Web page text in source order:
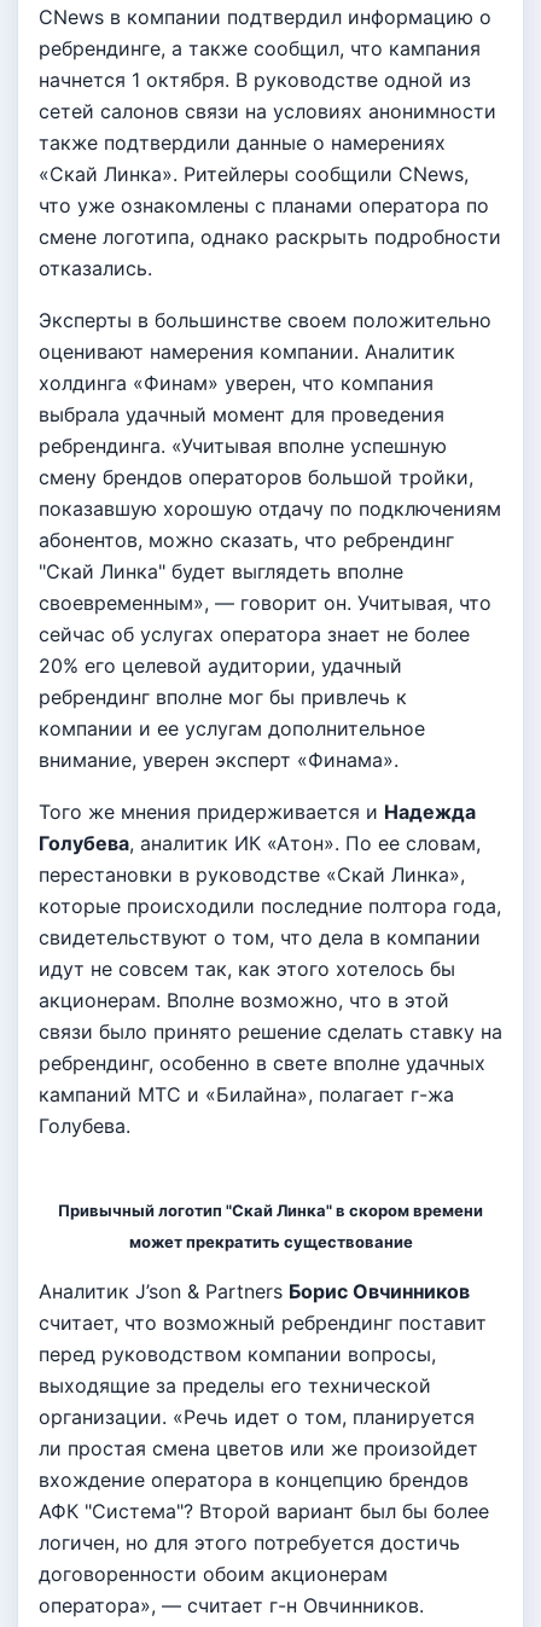
CNews в компании подтвердил информацию о
ребрендинге, а также сообщил, что кампания
начнется 1 октября. В руководстве одной из
сетей салонов связи на условиях анонимности
также подтвердили данные о намерениях
«Скай Линка». Ритейлеры сообщили CNews,
что уже ознакомлены с планами оператора по
смене логотипа, однако раскрыть подробности
отказались.
Эксперты в большинстве своем положительно
оценивают намерения компании. Аналитик
холдинга «Финам» уверен, что компания
выбрала удачный момент для проведения
ребрендинга. «Учитывая вполне успешную
смену брендов операторов большой тройки,
показавшую хорошую отдачу по подключениям
абонентов, можно сказать, что ребрендинг
"Скай Линка" будет выглядеть вполне
своевременным», — говорит он. Учитывая, что
сейчас об услугах оператора знает не более
20% его целевой аудитории, удачный
ребрендинг вполне мог бы привлечь к
компании и ее услугам дополнительное
внимание, уверен эксперт «Финама».
Того же мнения придерживается и Надежда
Голубева, аналитик ИК «Атон». По ее словам,
перестановки в руководстве «Скай Линка»,
которые происходили последние полтора года,
свидетельствуют о том, что дела в компании
идут не совсем так, как этого хотелось бы
акционерам. Вполне возможно, что в этой
связи было принято решение сделать ставку на
ребрендинг, особенно в свете вполне удачных
кампаний МТС и «Билайна», полагает г-жа
Голубева.
Привычный логотип "Скай Линка" в скором времени
может прекратить существование
Аналитик J’son & Partners Борис Овчинников
считает, что возможный ребрендинг поставит
перед руководством компании вопросы,
выходящие за пределы его технической
организации. «Речь идет о том, планируется
ли простая смена цветов или же произойдет
вхождение оператора в концепцию брендов
АФК "Система"? Второй вариант был бы более
логичен, но для этого потребуется достичь
договоренности обоим акционерам
оператора», — считает г-н Овчинников.